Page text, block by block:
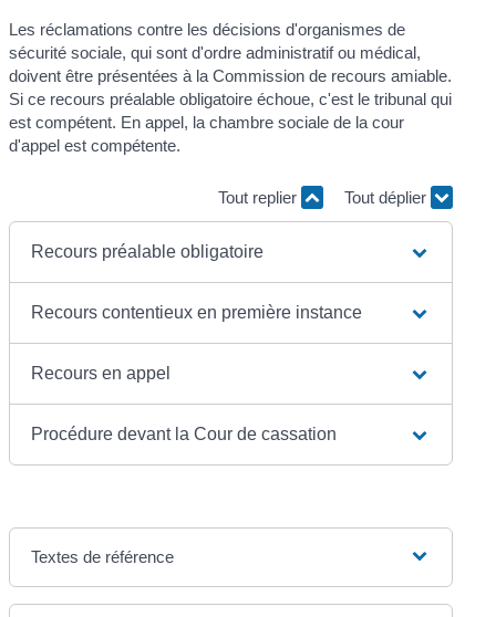
Les réclamations contre les décisions d'organismes de
sécurité sociale, qui sont d'ordre administratif ou médical,
doivent être présentées à la Commission de recours amiable.
Si ce recours préalable obligatoire échoue, c'est le tribunal qui
est compétent. En appel, la chambre sociale de la cour
d'appel est compétente.
Tout replier Tout déplier
Recours préalable obligatoire
Recours contentieux en première instance
Recours en appel
Procédure devant la Cour de cassation
Textes de référence